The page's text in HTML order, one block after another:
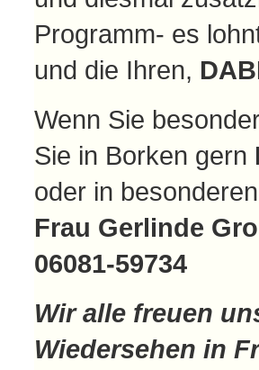
Programm- es
und die Ihren,
Wenn Sie
Sie in Borken gern
oder in
Frau Gerlinde
06081-59734
Wir alle freuen
Wiedersehen in